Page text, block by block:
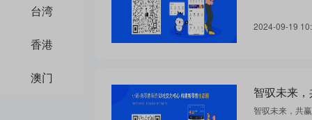
台湾
香港
澳门
2024-09-19
智驭未来
智驭未来，共